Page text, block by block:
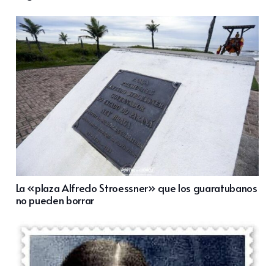
La «plaza Alfredo Stroessner» que los guaratubanos
no pueden borrar